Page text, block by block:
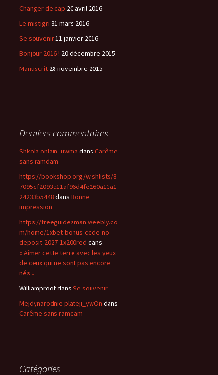
Changer de cap 20 avril 2016
Le mistigri 31 mars 2016
Se souvenir11 janvier 2016
Bonjour 2016 ! 20 décembre 2015
Manuscrit 28 novembre 2015
Derniers commentaires
Shkola onlain_uwma dans Carême
sans ramdam
https://bookshop.org/wishlists/8
7095df2093c11af96d4fe260a13a1
24233b5448 dans Bonne
impression
https://freeguidesman.weebly.co
m/home/1xbet-bonus-code-no-
deposit-2027-1x200red dans
« Aimer cette terre avec les yeux
de ceux qui ne sont pas encore
nés »
Williamprootdans Se souvenir
Mejdynarodnie plateji_ywOn dans
Carême sans ramdam
Catégories